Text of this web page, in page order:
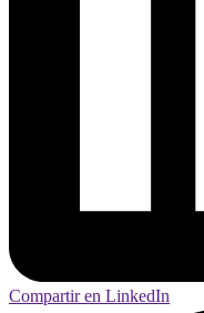
Compartir en LinkedIn